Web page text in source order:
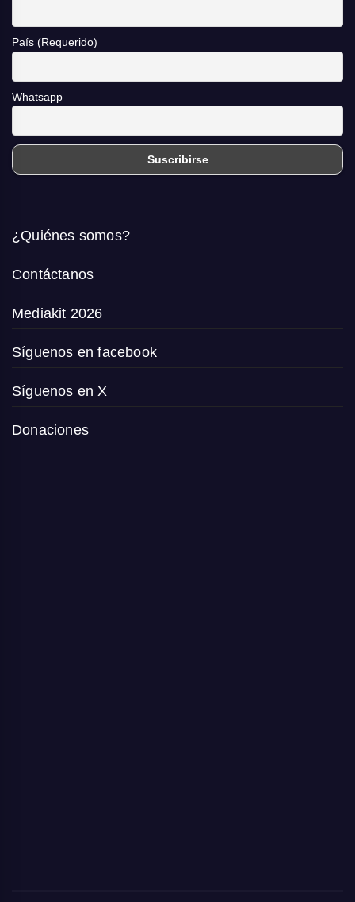
País (Requerido)
Whatsapp
¿Quiénes somos?
Contáctanos
Mediakit 2026
Síguenos en facebook
Síguenos en X
Donaciones